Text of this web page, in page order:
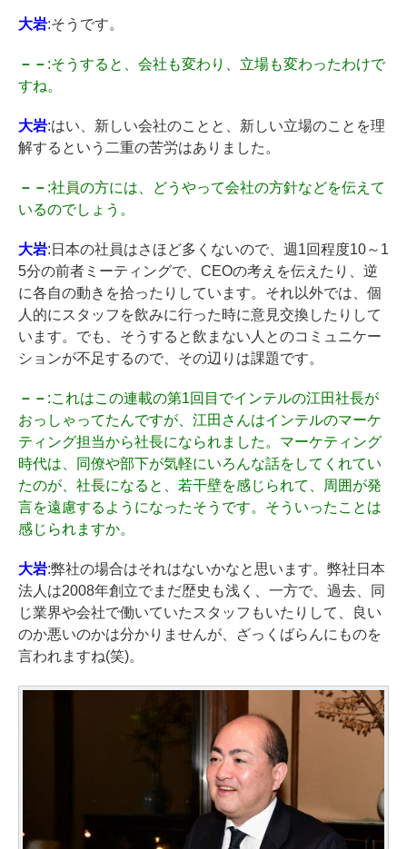
大岩:そうです。
－－ :そうすると、会社も変わり、立場も変わったわけで
すね。
大岩:はい、新しい会社のことと、新しい立場のことを理
解するという二重の苦労はありました。
－－ :社員の方には、どうやって会社の方針などを伝えて
いるのでしょう。
大岩:日本の社員はさほど多くないので、週1回程度10～1
5分の前者ミーティングで、CEOの考えを伝えたり、逆
に各自の動きを拾ったりしています。それ以外では、個
人的にスタッフを飲みに行った時に意見交換したりして
います。でも、そうすると飲まない人とのコミュニケー
ションが不足するので、その辺りは課題です。
－－ :これはこの連載の第1回目でインテルの江田社長が
おっしゃってたんですが、江田さんはインテルのマーケ
ティング担当から社長になられました。マーケティング
時代は、同僚や部下が気軽にいろんな話をしてくれてい
たのが、社長になると、若干壁を感じられて、周囲が発
言を遠慮するようになったそうです。そういったことは
感じられますか。
大岩:弊社の場合はそれはないかなと思います。弊社日本
法人は2008年創立でまだ歴史も浅く、一方で、過去、同
じ業界や会社で働いていたスタッフもいたりして、良い
のか悪いのかは分かりませんが、ざっくばらんにものを
言われますね(笑)。